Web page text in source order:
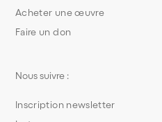
Acheter une œuvre
Faire un don
Nous suivre :
Inscription newsletter